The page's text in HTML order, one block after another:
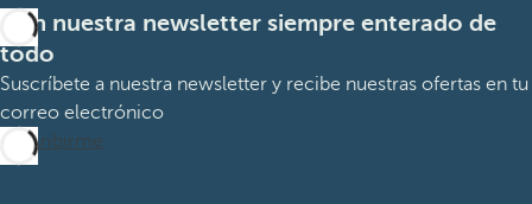
Con nuestra newsletter siempre enterado de
todo
Suscríbete a nuestra newsletter y recibe nuestras ofertas en tu
correo electrónico
Suscribirme